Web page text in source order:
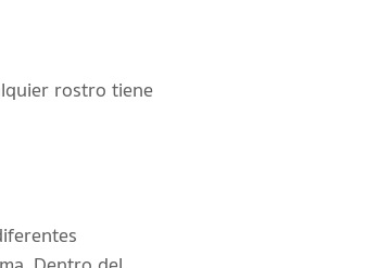
rostro tiene